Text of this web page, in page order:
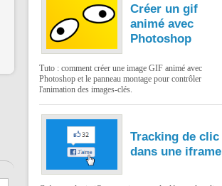
Créer un gif
animé avec
Photoshop
Tuto : comment créer une image GIF animé avec
Photoshop et le panneau montage pour contrôler
l'animation des images-clés.
Tracking de clic
dans une iframe